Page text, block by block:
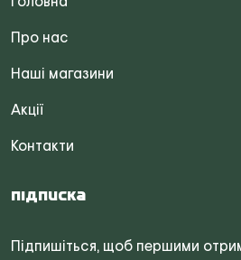
Про нас
Наші магазини
Акції
Контакти
Підписка
Підпишіться, щоб першими